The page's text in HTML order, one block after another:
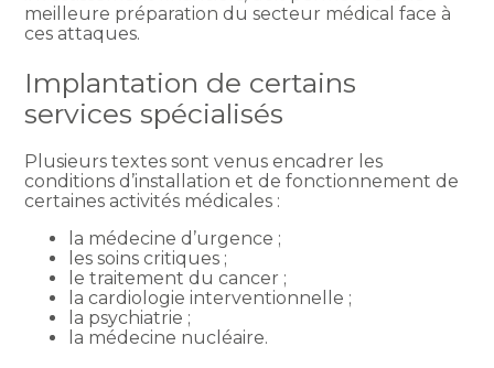
meilleure préparation du secteur médical face à
ces attaques.
Implantation de certains
services spécialisés
Plusieurs textes sont venus encadrer les
conditions d’installation et de fonctionnement de
certaines activités médicales :
la médecine d’urgence ;
les soins critiques ;
le traitement du cancer ;
la cardiologie interventionnelle ;
la psychiatrie ;
la médecine nucléaire.